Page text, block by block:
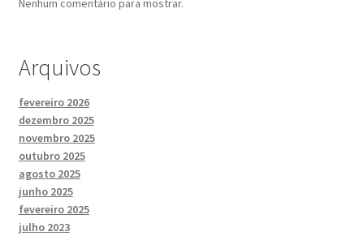
Nenhum comentário para mostrar.
Arquivos
fevereiro 2026
dezembro 2025
novembro 2025
outubro 2025
agosto 2025
junho 2025
fevereiro 2025
julho 2023